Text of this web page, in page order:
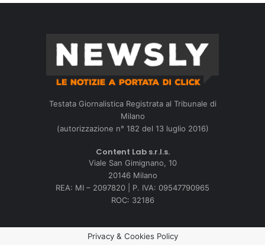
Testata Giornalistica Registrata al Tribunale di
Milano
(autorizzazione n° 182 del 13 luglio 2016)
Content Lab s.r.l.s.
Viale San Gimignano, 10
20146 Milano
REA: MI – 2097820 | P. IVA: 09547790965
ROC: 32186
Privacy & Cookies Policy